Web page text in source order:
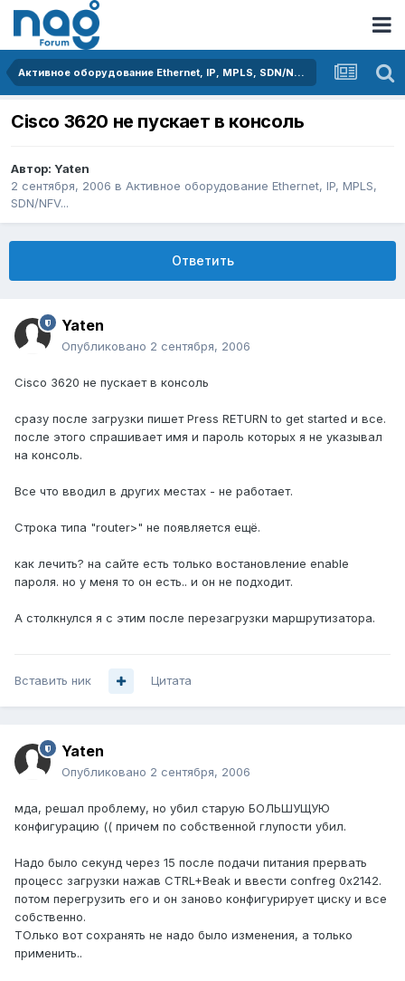
Активное оборудование Ethernet, IP, MPLS, SDN/NFV...
Cisco 3620 не пускает в консоль
Автор: Yaten
2 сентября, 2006 в Активное оборудование Ethernet, IP, MPLS,
SDN/NFV...
Ответить
Yaten
Опубликовано 2 сентября, 2006
Cisco 3620 не пускает в консоль
сразу после загрузки пишет Press RETURN to get started и все.
после этого спрашивает имя и пароль которых я не указывал
на консоль.
Все что вводил в других местах - не работает.
Строка типа "router>" не появляется ещё.
как лечить? на сайте есть только востановление enable
пароля. но у меня то он есть.. и он не подходит.
А столкнулся я с этим после перезагрузки маршрутизатора.
Вставить ник Цитата
Yaten
Опубликовано 2 сентября, 2006
мда, решал проблему, но убил старую БОЛЬШУЩУЮ
конфигурацию (( причем по собственной глупости убил.
Надо было секунд через 15 после подачи питания прервать
процесс загрузки нажав CTRL+Beak и ввести confreg 0x2142.
потом перегрузить его и он заново конфигурирует циску и все
собственно.
ТОлько вот сохранять не надо было изменения, а только
применить..